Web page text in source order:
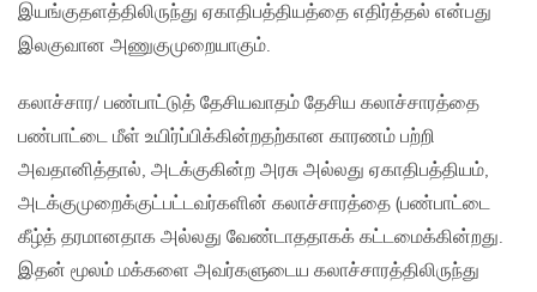
இயங்குதளத்திலிருந்து ஏகாதிபத்தியத்தை எதிர்த்தல் என்பது
இலகுவான அணுகுமுறையாகும்.
கலாச்சார/ பண்பாட்டுத் தேசியவாதம் தேசிய கலாச்சாரத்தை
பண்பாட்டை மீள் உயிர்ப்பிக்கின்றதற்கான காரணம் பற்றி
அவதானித்தால், அடக்குகின்ற அரசு அல்லது ஏகாதிபத்தியம்,
அடக்குமுறைக்குட்பட்டவர்களின் கலாச்சாரத்தை (பண்பாட்டை
கீழ்த் தரமானதாக அல்லது வேண்டாததாகக் கட்டமைக்கின்றது.
இதன் மூலம் மக்களை அவர்களுடைய கலாச்சாரத்திலிருந்து